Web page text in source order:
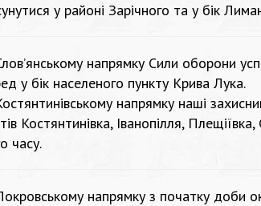
у районі Зарічного та у бік
напрямку Сили оборони
у бік населеного пункту Крива Лука.
напрямку наші
Костянтинівка, Іванопілля,
часу.
напрямку з початку доби